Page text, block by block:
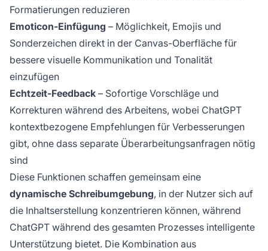
Formatierungen reduzieren
Emoticon-Einfügung – Möglichkeit, Emojis und
Sonderzeichen direkt in der Canvas-Oberfläche für
bessere visuelle Kommunikation und Tonalität
einzufügen
Echtzeit-Feedback – Sofortige Vorschläge und
Korrekturen während des Arbeitens, wobei ChatGPT
kontextbezogene Empfehlungen für Verbesserungen
gibt, ohne dass separate Überarbeitungsanfragen nötig
sind
Diese Funktionen schaffen gemeinsam eine
dynamische Schreibumgebung, in der Nutzer sich auf
die Inhaltserstellung konzentrieren können, während
ChatGPT während des gesamten Prozesses intelligente
Unterstützung bietet. Die Kombination aus